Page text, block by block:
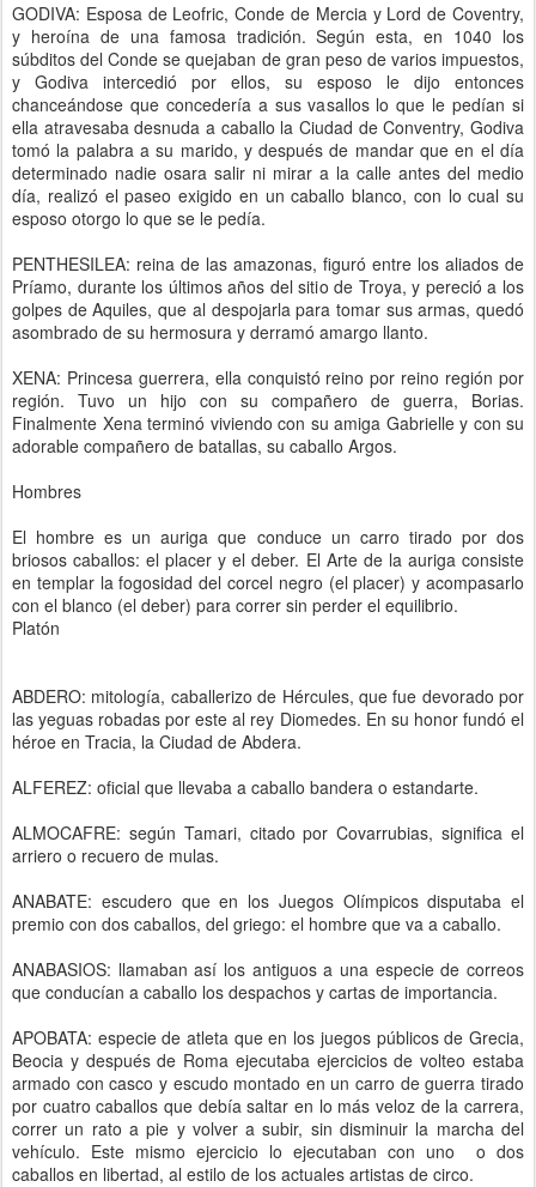
GODIVA: Esposa de Leofric, Conde de Mercia y Lord de Coventry,
y heroína de una famosa tradición. Según esta, en 1040 los
súbditos del Conde se quejaban de gran peso de varios impuestos,
y Godiva intercedió por ellos, su esposo le dijo entonces
chanceándose que concedería a sus vasallos lo que le pedían si
ella atravesaba desnuda a caballo la Ciudad de Conventry, Godiva
tomó la palabra a su marido, y después de mandar que en el día
determinado nadie osara salir ni mirar a la calle antes del medio
día, realizó el paseo exigido en un caballo blanco, con lo cual su
esposo otorgo lo que se le pedía.
PENTHESILEA: reina de las amazonas, figuró entre los aliados de
Príamo, durante los últimos años del sitio de Troya, y pereció a los
golpes de Aquiles, que al despojarla para tomar sus armas, quedó
asombrado de su hermosura y derramó amargo llanto.
XENA: Princesa guerrera, ella conquistó reino por reino región por
región. Tuvo un hijo con su compañero de guerra, Borias.
Finalmente Xena terminó viviendo con su amiga Gabrielle y con su
adorable compañero de batallas, su caballo Argos.
Hombres
El hombre es un auriga que conduce un carro tirado por dos
briosos caballos: el placer y el deber. El Arte de la auriga consiste
en templar la fogosidad del corcel negro (el placer) y acompasarlo
con el blanco (el deber) para correr sin perder el equilibrio.
Platón
ABDERO: mitología, caballerizo de Hércules, que fue devorado por
las yeguas robadas por este al rey Diomedes. En su honor fundó el
héroe en Tracia, la Ciudad de Abdera.
ALFEREZ: oficial que llevaba a caballo bandera o estandarte.
ALMOCAFRE: según Tamari, citado por Covarrubias, significa el
arriero o recuero de mulas.
ANABATE: escudero que en los Juegos Olímpicos disputaba el
premio con dos caballos, del griego: el hombre que va a caballo.
ANABASIOS: llamaban así los antiguos a una especie de correos
que conducían a caballo los despachos y cartas de importancia.
APOBATA: especie de atleta que en los juegos públicos de Grecia,
Beocia y después de Roma ejecutaba ejercicios de volteo estaba
armado con casco y escudo montado en un carro de guerra tirado
por cuatro caballos que debía saltar en lo más veloz de la carrera,
correr un rato a pie y volver a subir, sin disminuir la marcha del
vehículo. Este mismo ejercicio lo ejecutaban con uno o dos
caballos en libertad, al estilo de los actuales artistas de circo.